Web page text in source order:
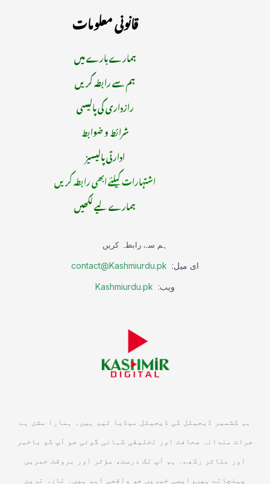
قانونی معلومات
ہمارے بارے میں
ہم سے رابطہ کریں
رازداری کی پالیسی
شرائط و ضوابط
ادارتی پالیسیز
اشتہارات کیلئے ابھی رابطہ کریں
ہمارے لیے لکھیں
ہم سے رابطہ کریں
ای میل: contact@Kashmiurdu.pk
ویب: Kashmiurdu.pk
ہم کشمیر ڈیجیٹل کی ڈیجیٹل میڈیا ٹیم ہیں۔ ہمارا مشن ہے
جرات مندانہ صحافت اور تخلیقی کہانی گوئی جو آپ کو باخبر
اور متاثر رکھے۔ ہم آپ تک درست، مؤثر اور بروقت خبریں
پہنچاتے ہیں, ایسی خبریں جو واقعی اہم ہیں۔ تازہ ترین